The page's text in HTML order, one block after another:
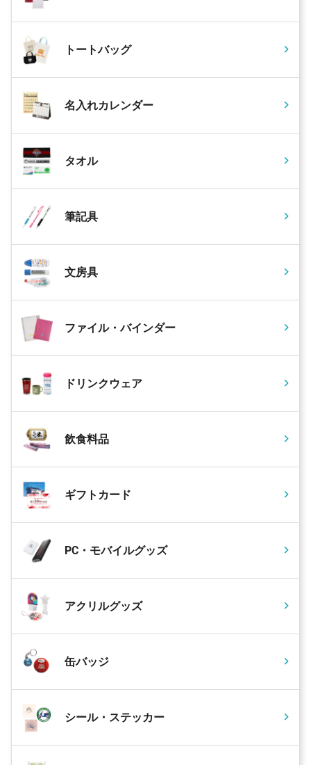
トートバッグ
名入れカレンダー
タオル
筆記具
文房具
ファイル・バインダー
ドリンクウェア
飲食料品
ギフトカード
PC・モバイルグッズ
アクリルグッズ
缶バッジ
シール・ステッカー